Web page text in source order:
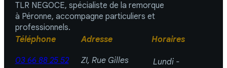
TLR NEGOCE, spécialiste de la remorque
à Péronne, accompagne particuliers et
professionnels.
Téléphone
03 66 88 25 52
Adresse
ZI, Rue Gilles
Horaires
Lundi -